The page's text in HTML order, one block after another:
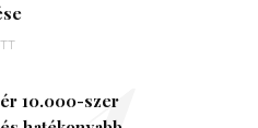
10.000-szer
4